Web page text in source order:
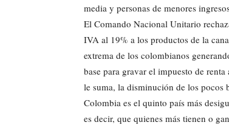
media y personas de menores
El Comando Nacional Unitario
IVA al 19% a los productos de la
extrema de los colombianos
base para gravar el impuesto de
le suma, la disminución de los pocos
Colombia es el quinto país más
es decir, que quienes más tienen o